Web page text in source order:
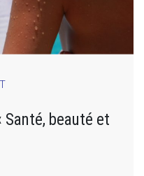
Santé, beauté et